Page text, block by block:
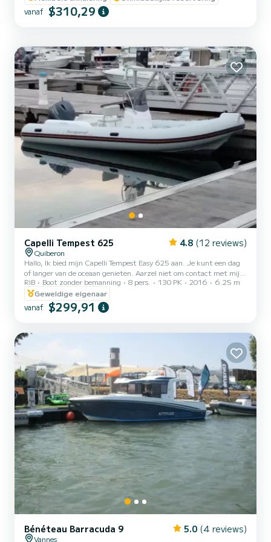
MOGELIJKE PROGRAMMA'S AFHANKELIJK VAN DE
OMSTANDIGHEDEN - Groix: Port-Tudy, Les Grands Sables, baaien
vissen! AAN BOORD...
vanaf $310,29
Capelli Tempest 625 4.8 (12 reviews)
Quiberon
Hallo, Ik bied mijn Capelli Tempest Easy 625 aan. Je kunt een dag
of langer van de oceaan genieten. Aarzel niet om contact met mij
op te nemen via e-mail Samboat voor meer informatie.
RIB Boot zonder bemanning 8 pers. 130 PK 2016
6.25 m
Geweldige eigenaar
vanaf $299,91
Bénéteau Barracuda 9 5.0 (4 reviews)
Vannes